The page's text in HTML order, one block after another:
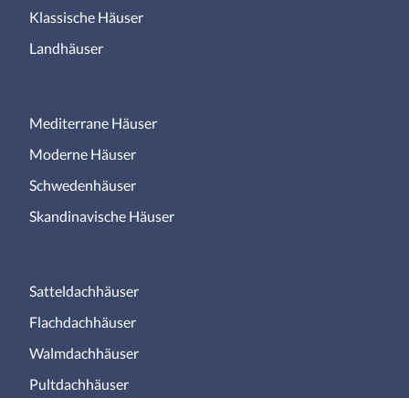
Klassische Häuser
Landhäuser
Mediterrane Häuser
Moderne Häuser
Schwedenhäuser
Skandinavische Häuser
Satteldachhäuser
Flachdachhäuser
Walmdachhäuser
Pultdachhäuser